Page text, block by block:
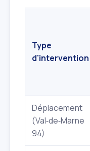
Type
d'intervention
Déplacement
(Val‑de‑Marne
94)